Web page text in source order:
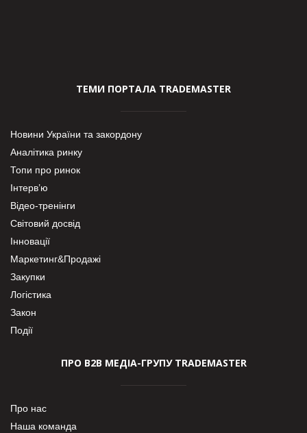
ТЕМИ ПОРТАЛА TRADEMASTER
Новини України та закордону
Аналітика ринку
Топи про ринок
Інтерв’ю
Відео-тренінги
Світовий досвід
Інновації
Маркетинг&Продажі
Закупки
Логістика
Закон
Події
ПРО В2В МЕДІА-ГРУПУ TRADEMASTER
Про нас
Наша команда